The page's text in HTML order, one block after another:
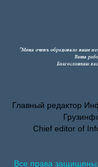
Главный редактор
Chief editor of
Все права